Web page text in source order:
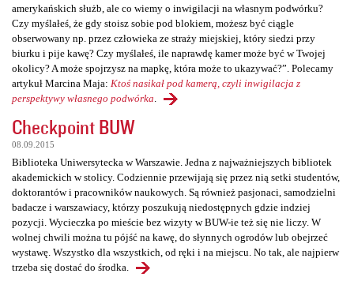
amerykańskich służb, ale co wiemy o inwigilacji na własnym podwórku?
Czy myślałeś, że gdy stoisz sobie pod blokiem, możesz być ciągle
obserwowany np. przez człowieka ze straży miejskiej, który siedzi przy
biurku i pije kawę? Czy myślałeś, ile naprawdę kamer może być w Twojej
okolicy? A może spojrzysz na mapkę, która może to ukazywać?”. Polecamy
artykuł Marcina Maja: Ktoś nasikał pod kamerą, czyli inwigilacja z
perspektywy własnego podwórka
Checkpoint BUW
08.09.2015
Biblioteka Uniwersytecka w Warszawie. Jedna z najważniejszych bibliotek
akademickich w stolicy. Codziennie przewijają się przez nią setki studentów,
doktorantów i pracowników naukowych. Są również pasjonaci, samodzielni
badacze i warszawiacy, którzy poszukują niedostępnych gdzie indziej
pozycji. Wycieczka po mieście bez wizyty w BUW-ie też się nie liczy. W
wolnej chwili można tu pójść na kawę, do słynnych ogrodów lub obejrzeć
wystawę. Wszystko dla wszystkich, od ręki i na miejscu. No tak, ale najpierw
trzeba się dostać do środka.